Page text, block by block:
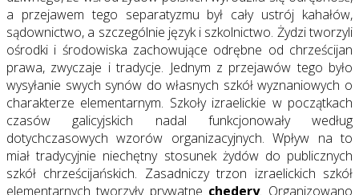
a przejawem tego separatyzmu był cały ustrój kahałów,
sądownictwo, a szczególnie język i szkolnictwo. Żydzi tworzyli
ośrodki i środowiska zachowujące odrębne od chrześcijan
prawa, zwyczaje i tradycje. Jednym z przejawów tego było
wysyłanie swych synów do własnych szkół wyznaniowych o
charakterze elementarnym. Szkoły izraelickie w początkach
czasów galicyjskich nadal funkcjonowały według
dotychczasowych wzorów organizacyjnych. Wpływ na to
miał tradycyjnie niechętny stosunek żydów do publicznych
szkół chrześcijańskich. Zasadniczy trzon izraelickich szkół
elementarnych tworzyły prywatne chedery. Organizowano